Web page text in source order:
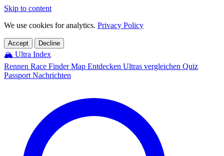
Skip to content
We use cookies for analytics. Privacy Policy
Accept Decline
🏔️ Ultra Index
Rennen Race FinderMap Entdecken Ultras vergleichen Quiz
Passport Nachrichten